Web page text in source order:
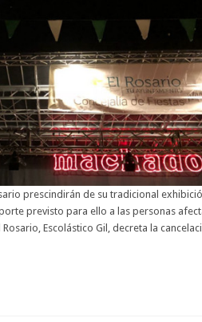
prescindirán de su tradicional
previsto para ello a las personas
Escolástico Gil, decreta la